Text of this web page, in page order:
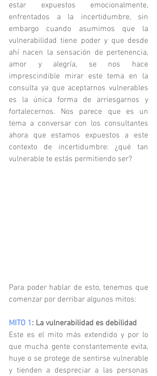
estar expuestos emocionalmente,
enfrentados a la incertidumbre, sin
embargo cuando asumimos que la
vulnerabilidad tiene poder y que desde
ahí nacen la sensación de pertenencia,
amor y alegría, se nos hace
imprescindible mirar este tema en la
consulta ya que aceptarnos vulnerables
es la única forma de arriesgarnos y
fortalecernos. Nos parece que es un
tema a conversar con los consultantes
ahora que estamos expuestos a este
contexto de incertidumbre: ¿qué tan
vulnerable te estás permitiendo ser?
Para poder hablar de esto, tenemos que
comenzar por derribar algunos mitos:
MITO 1 : La vulnerabilidad es debilidad
Este es el mito más extendido y por lo
que mucha gente constantemente evita,
huye o se protege de sentirse vulnerable
y tienden a despreciar a las personas